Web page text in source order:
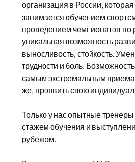
организация в России, которая
занимается обучением
проведением чемпионатов по
уникальная возможность
выносливость, стойкость.
трудности и боль.
самым экстремальным
же, проявить свою
Только у нас опытные тренеры
стажем обучения и
рубежом.